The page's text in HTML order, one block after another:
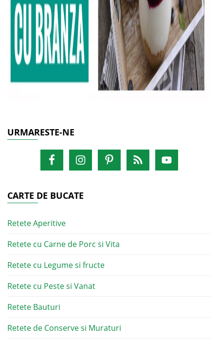
URMARESTE-NE
CARTE DE BUCATE
Retete Aperitive
Retete cu Carne de Porc si Vita
Retete cu Legume si fructe
Retete cu Peste si Vanat
Retete Bauturi
Retete de Conserve si Muraturi